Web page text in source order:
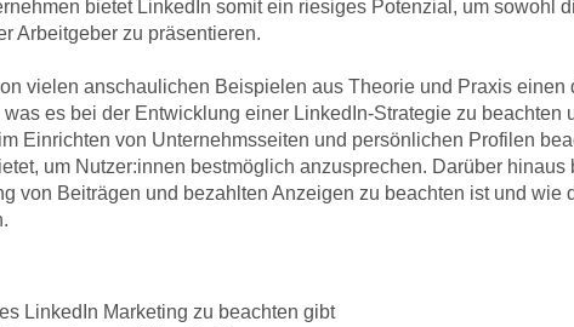
bietet LinkedIn somit ein riesiges Potenzial, um sowohl
Arbeitgeber zu präsentieren.
vielen anschaulichen Beispielen aus Theorie und Praxis
es bei der Entwicklung einer LinkedIn-Strategie zu beachten
Einrichten von Unternehmsseiten und persönlichen Profilen
um Nutzer:innen bestmöglich anzusprechen. Darüber hinaus
von Beiträgen und bezahlten Anzeigen zu beachten ist und wie
LinkedIn Marketing zu beachten gibt